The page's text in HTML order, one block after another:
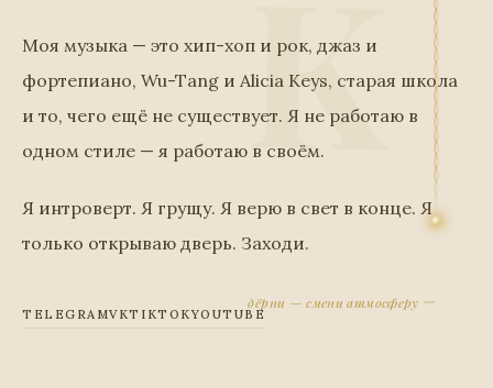
дёрни — смени атмосферу
Моя музыка — это хип-хоп и рок, джаз и
фортепиано, Wu-Tang и Alicia Keys, старая школа
и то, чего ещё не существует. Я не работаю в
одном стиле — я работаю в своём.
Я интроверт. Я грущу. Я верю в свет в конце. Я
только открываю дверь. Заходи.
TELEGRAMVKTIKTOKYOUTUBE